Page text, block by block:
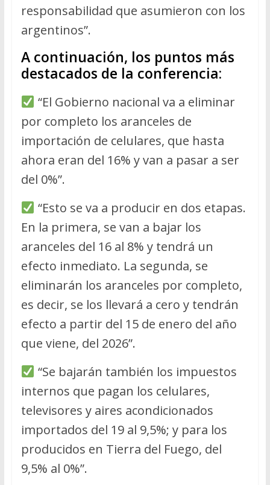
responsabilidad que asumieron con los
argentinos”.
A continuación, los puntos más
destacados de la conferencia:
“El Gobierno nacional va a eliminar
por completo los aranceles de
importación de celulares, que hasta
ahora eran del 16% y van a pasar a ser
del 0%”.
“Esto se va a producir en dos etapas.
En la primera, se van a bajar los
aranceles del 16 al 8% y tendrá un
efecto inmediato. La segunda, se
eliminarán los aranceles por completo,
es decir, se los llevará a cero y tendrán
efecto a partir del 15 de enero del año
que viene, del 2026”.
“Se bajarán también los impuestos
internos que pagan los celulares,
televisores y aires acondicionados
importados del 19 al 9,5%; y para los
producidos en Tierra del Fuego, del
9,5% al 0%”.